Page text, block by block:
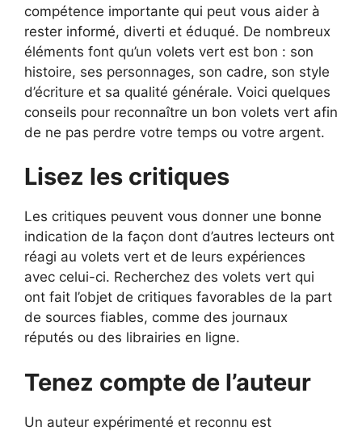
compétence importante qui peut vous aider à
rester informé, diverti et éduqué. De nombreux
éléments font qu’un volets vert est bon : son
histoire, ses personnages, son cadre, son style
d’écriture et sa qualité générale. Voici quelques
conseils pour reconnaître un bon volets vert afin
de ne pas perdre votre temps ou votre argent.
Lisez les critiques
Les critiques peuvent vous donner une bonne
indication de la façon dont d’autres lecteurs ont
réagi au volets vert et de leurs expériences
avec celui-ci. Recherchez des volets vert qui
ont fait l’objet de critiques favorables de la part
de sources fiables, comme des journaux
réputés ou des librairies en ligne.
Tenez compte de l’auteur
Un auteur expérimenté et reconnu est